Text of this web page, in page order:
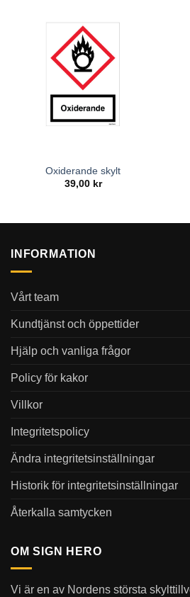
Oxiderande skylt
39,00 kr
INFORMATION
Vårt team
Kundtjänst och öppettider
Hjälp och vanliga frågor
Policy för kakor
Villkor
Integritetspolicy
Ändra integritetsinställningar
Historik för integritetsinställningar
Återkalla samtycken
OM SIGN HERO
Vi är en av Nordens största